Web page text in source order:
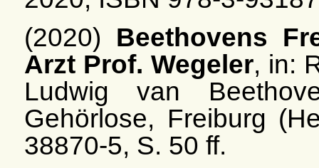
(2020) Beethovens
Arzt Prof. Wegeler, in:
Ludwig van
Gehörlose, Freiburg
38870-5, S. 50 ff.